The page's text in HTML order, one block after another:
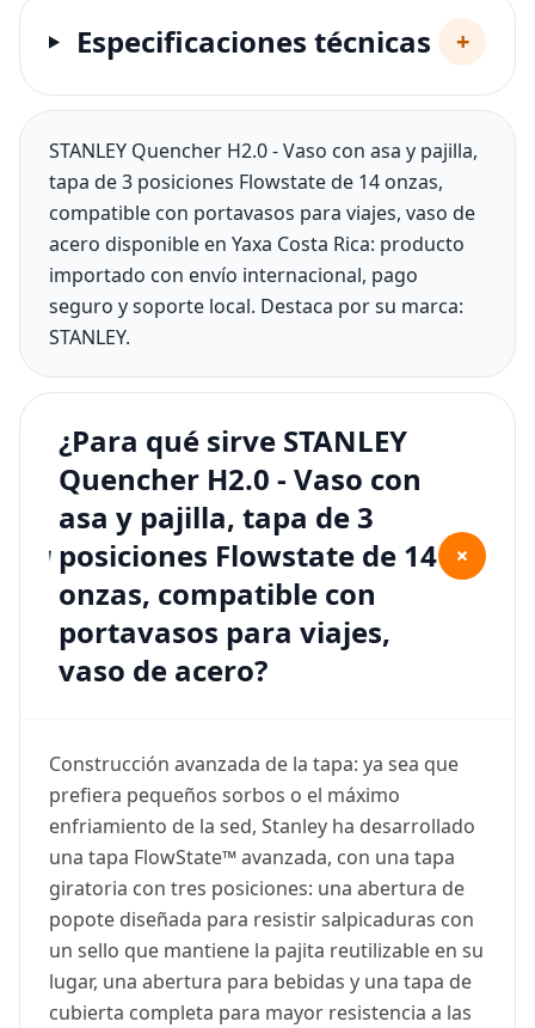
Especificaciones técnicas +
STANLEY Quencher H2.0 - Vaso con asa y pajilla,
tapa de 3 posiciones Flowstate de 14 onzas,
compatible con portavasos para viajes, vaso de
acero disponible en Yaxa Costa Rica: producto
importado con envío internacional, pago
seguro y soporte local. Destaca por su marca:
STANLEY.
¿Para qué sirve STANLEY
Quencher H2.0 - Vaso con
asa y pajilla, tapa de 3
posiciones Flowstate de 14
onzas, compatible con
portavasos para viajes,
vaso de acero?
+
Construcción avanzada de la tapa: ya sea que
prefiera pequeños sorbos o el máximo
enfriamiento de la sed, Stanley ha desarrollado
una tapa FlowState™ avanzada, con una tapa
giratoria con tres posiciones: una abertura de
popote diseñada para resistir salpicaduras con
un sello que mantiene la pajita reutilizable en su
lugar, una abertura para bebidas y una tapa de
cubierta completa para mayor resistencia a las